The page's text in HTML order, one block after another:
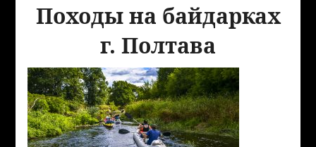
Походы на байдарках
г. Полтава